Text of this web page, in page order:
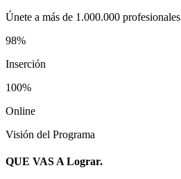
Únete a más de 1.000.000 profesionales
98%
Inserción
100%
Online
Visión del Programa
QUE VAS A Lograr.